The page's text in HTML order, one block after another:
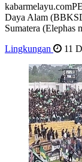
Daya Alam
Sumatera (Elephas
Lingkungan
11